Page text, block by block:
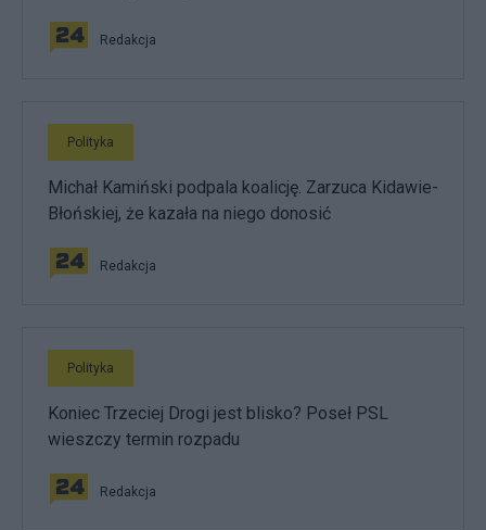
Redakcja
Polityka
Michał Kamiński podpala koalicję. Zarzuca Kidawie-
Błońskiej, że kazała na niego donosić
Redakcja
Polityka
Koniec Trzeciej Drogi jest blisko? Poseł PSL
wieszczy termin rozpadu
Redakcja